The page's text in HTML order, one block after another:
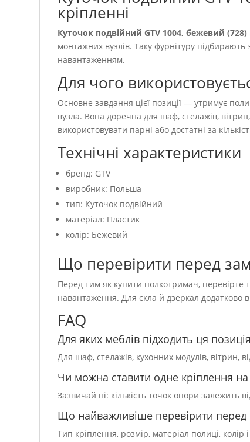
кріпленні
Куточок подвійний GTV 1004, бежевий (728)
монтажних вузлів. Таку фурнітуру
навантаженням.
Для чого
Основне завдання цієї позиції — утримує
вузла. Вона доречна для шаф, стелажів,
використовувати парні або достатні за
Технічні характеристики
бренд: GTV
виробник: Польша
тип: Куточок подвійний
матеріал: Пластик
колір: Бежевий
Що перевірити перед
Перед тим як купити полкотримач, перевірте
навантаження. Для скла й дзеркал додатково
FAQ
Для яких меблів підходить ця
Для шаф, стелажів, кухонних модулів, вітрин,
Чи можна ставити одне кріплення
Зазвичай ні: кількість точок опори залежить
Що найважливіше перевірити перед
Тип кріплення, розмір, матеріал полиці,